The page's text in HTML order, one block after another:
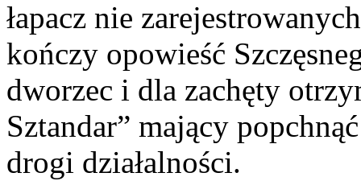
łapacz nie
kończy opowieść
dworzec i dla zachęty
Sztandar” mający
drogi działalności.